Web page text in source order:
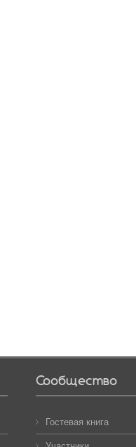
Сообщество
Гостевая книга